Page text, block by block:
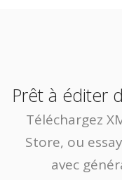
Prêt à éditer
Téléchargez
Store, ou
avec